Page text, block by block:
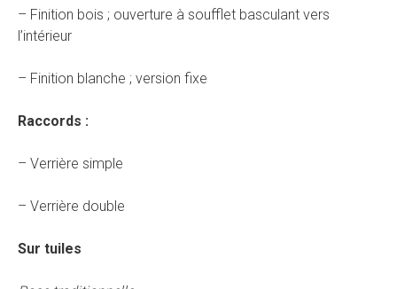
– Finition bois ; ouverture à soufflet basculant vers
l’intérieur
– Finition blanche ; version fixe
Raccords :
– Verrière simple
– Verrière double
Sur tuiles